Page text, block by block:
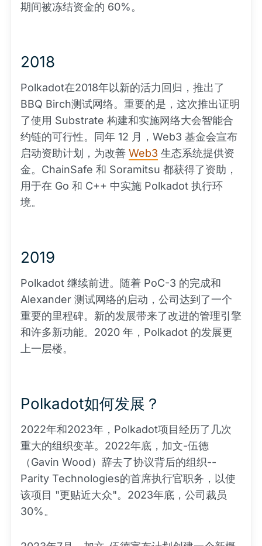
期间被冻结资金的 60%。
2018
Polkadot在2018年以新的活力回归，推出了
BBQ Birch测试网络。重要的是，这次推出证明
了使用 Substrate 构建和实施网络大会智能合
约链的可行性。同年 12 月，Web3 基金会宣布
启动资助计划，为改善 Web3 生态系统提供资
金。ChainSafe 和 Soramitsu 都获得了资助，
用于在 Go 和 C++ 中实施 Polkadot 执行环
境。
2019
Polkadot 继续前进。随着 PoC-3 的完成和
Alexander 测试网络的启动，公司达到了一个
重要的里程碑。新的发展带来了改进的管理引擎
和许多新功能。2020 年，Polkadot 的发展更
上一层楼。
Polkadot如何发展？
2022年和2023年，Polkadot项目经历了几次
重大的组织变革。2022年底，加文-伍德
（Gavin Wood）辞去了协议背后的组织--
Parity Technologies的首席执行官职务，以使
该项目 "更贴近大众"。2023年底，公司裁员
30%。